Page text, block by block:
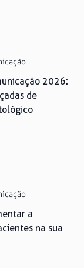
2026:
de
a
na sua